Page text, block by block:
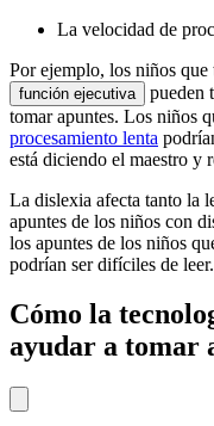
La velocidad de
Por ejemplo, los niños que
función ejecutiva
pueden
tomar apuntes. Los niños
procesamiento lenta
está diciendo el maestro y
La dislexia afecta tanto la
apuntes de los niños con
los apuntes de los niños
podrían ser difíciles de leer.
Cómo la
ayudar a tomar